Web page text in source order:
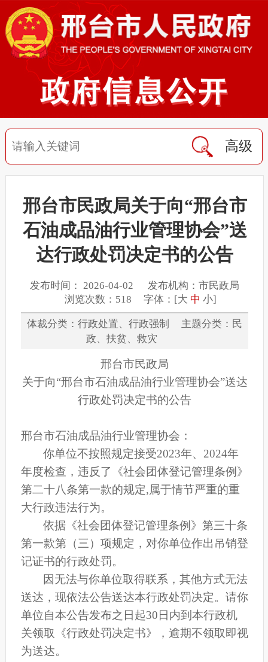
高级
邢台市民政局关于向“邢台市
石油成品油行业管理协会”送
达行政处罚决定书的公告
发布时间： 2026-04-02 发布机构：市民政局
浏览次数：518 字体：[大 中 小]
体裁分类：行政处置、行政强制 主题分类：民
政、扶贫、救灾
邢台市民政局
关于向“邢台市石油成品油行业管理协会”送达
行政处罚决定书的公告
邢台市石油成品油行业管理协会 ：
你单位不按照规定接受2023年、 2024年
年度检查，违反了《社会团体登记管理条例》
第二十八条第一款的规定,属于情节严重的重
大行政违法行为。
依据《社会团体登记管理条例》第三十条
第一款第（三）项规定，对你单位作出 吊销登
记证书的行政处罚。
因无法与你单位取得联系，其他方式无法
送达，现依法公告送达本行政处罚决定。请你
单位自本公告发布之日起30日内到本行政机
关领取《行政处罚决定书》，逾期不领取即视
为送达。